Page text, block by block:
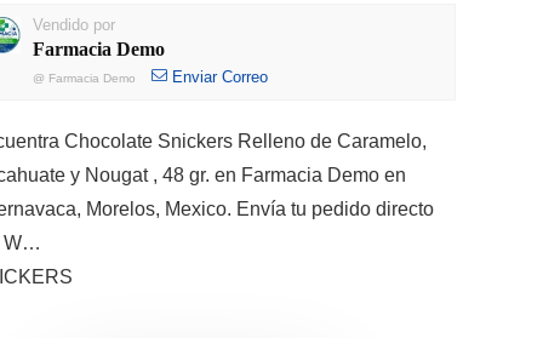
Vendido por
Farmacia Demo
@ Farmacia Demo Enviar Correo
Chocolate Snickers Relleno de Caramelo,
y Nougat , 48 gr. en Farmacia Demo en
Morelos, Mexico. Envía tu pedido directo
W…